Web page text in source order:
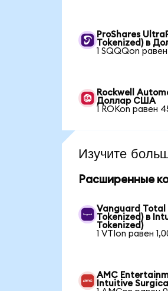
ProShares
Tokenized) в
1 SQQQon равен
Rockwell
Доллар США
1 ROKon равен
Изучите
Расширенные
Vanguard Total
Tokenized) в
Tokenized)
1 VTIon равен
AMC
Intuitive